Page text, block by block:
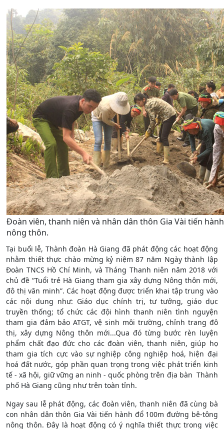
Đoàn viên, thanh niên và nhân dân thôn Gia Vài tiến
nông thôn.
Tại buổi lễ, Thành đoàn Hà Giang đã phát động các hoạt động
nhằm thiết thực chào mừng kỷ niệm 87 năm Ngày thành lập
Đoàn TNCS Hồ Chí Minh, và Tháng Thanh niên năm 2018 với
chủ đề “Tuổi trẻ Hà Giang tham gia xây dựng Nông thôn mới,
đô thị văn minh”. Các hoạt động được triển khai tập trung vào
các nội dung như: Giáo dục chính trị, tư tưởng, giáo dục
truyền thống; tổ chức các đội hình thanh niên tình nguyện
tham gia đảm bảo ATGT, vệ sinh môi trường, chỉnh trang đô
thị, xây dựng Nông thôn mới...Qua đó từng bước rèn luyện
phẩm chất đạo đức cho các đoàn viên, thanh niên, giúp họ
tham gia tích cực vào sự nghiệp công nghiệp hoá, hiện đại
hoá đất nước, góp phần quan trọng trong việc phát triển kinh
tế - xã hội, giữ vững an ninh - quốc phòng trên địa bàn Thành
phố Hà Giang cũng như trên toàn tỉnh.
Ngay sau lễ phát động, các đoàn viên, thanh niên đã cùng bà
con nhân dân thôn Gia Vài tiến hành đổ 100m đường bê-tông
nông thôn. Đây là hoạt động có ý nghĩa thiết thực trong việc